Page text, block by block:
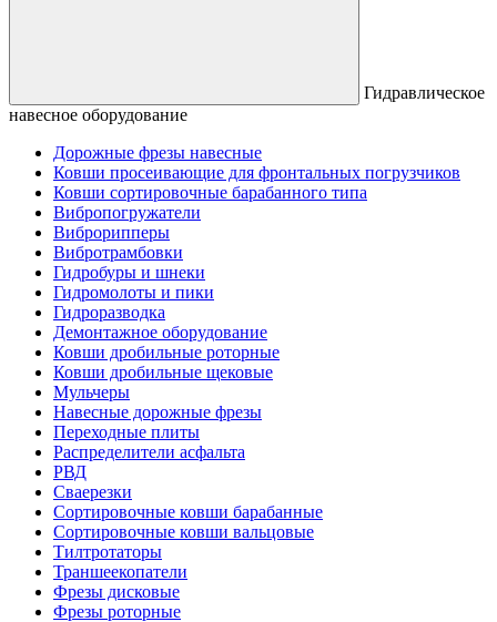
Гидравлическое
навесное оборудование
Дорожные фрезы навесные
Ковши просеивающие для фронтальных погрузчиков
Ковши сортировочные барабанного типа
Вибропогружатели
Виброрипперы
Вибротрамбовки
Гидробуры и шнеки
Гидромолоты и пики
Гидроразводка
Демонтажное оборудование
Ковши дробильные роторные
Ковши дробильные щековые
Мульчеры
Навесные дорожные фрезы
Переходные плиты
Распределители асфальта
РВД
Сваерезки
Сортировочные ковши барабанные
Сортировочные ковши вальцовые
Тилтротаторы
Траншеекопатели
Фрезы дисковые
Фрезы роторные